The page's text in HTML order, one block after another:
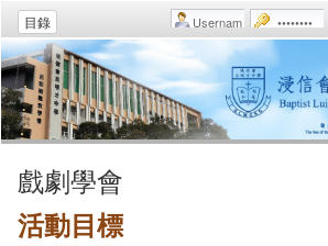
目錄
戲劇學會
活動目標